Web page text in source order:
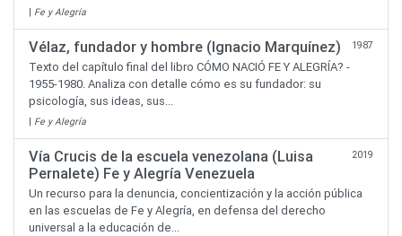
| Fe y Alegría
Vélaz, fundador y hombre (Ignacio Marquínez) 1987
Texto del capítulo final del libro CÓMO NACIÓ FE Y ALEGRÍA? -
1955-1980. Analiza con detalle cómo es su fundador: su
psicología, sus ideas, sus...
| Fe y Alegría
Vía Crucis de la escuela venezolana (Luisa
Pernalete) Fe y Alegría Venezuela
2019
Un recurso para la denuncia, concientización y la acción pública
en las escuelas de Fe y Alegría, en defensa del derecho
universal a la educación de...